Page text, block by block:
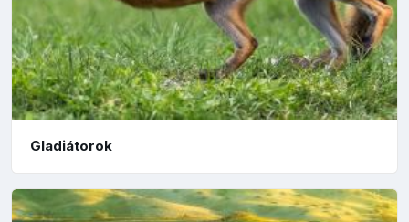
Gladiátorok